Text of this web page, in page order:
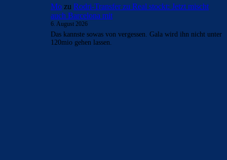
Mo zu Rodri-Transfer zu Real stockt: Jetzt mischt
auch Barcelona mit
6. August 2026
Das kannste sowas von vergessen. Gala wird ihn nicht unter
120mio gehen lassen.